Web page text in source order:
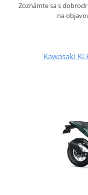
Zoznámte sa s
na
Kawasaki